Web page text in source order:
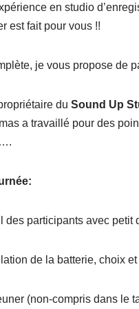
en studio
est fait pour vous !!
je vous propose de
du Sound Up
a travaillé pour des
des participants avec petit
de la batterie, choix
(non-compris dans le